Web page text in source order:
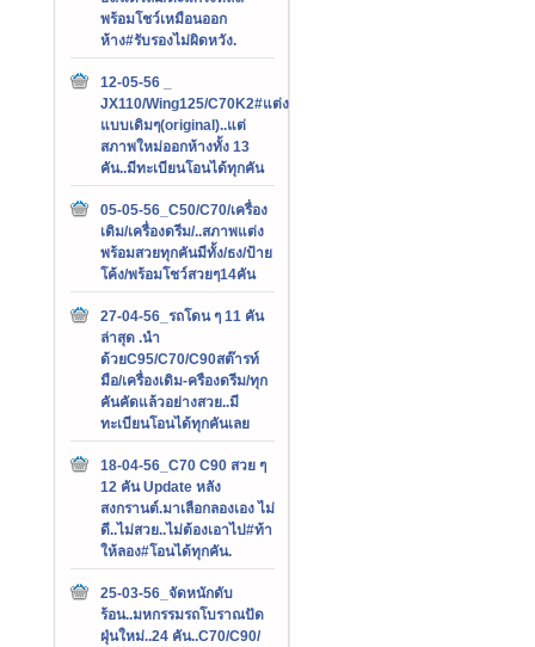
พร้อมโชว์เหมือนออก
ห้าง#รับรองไม่ผิดหวัง.
12-05-56 _
JX110/Wing125/C70K2#แต่ง
แบบเดิมๆ(original)..แต่
สภาพใหม่ออกห้างทั้ง 13
คัน..มีทะเบียนโอนได้ทุกคัน
05-05-56_C50/C70/เครื่อง
เดิม/เครื่องดรีม/..สภาพแต่ง
พร้อมสวยทุกคันมีทั้ง/ธง/ป้าย
โค้ง/พร้อมโชว์สวยๆ14คัน
27-04-56_รถโดน ๆ 11 คัน
ล่าสุด .นำ
ด้วยC95/C70/C90สต๊ารท์
มือ/เครื่องเดิม-ครืองดรีม/ทุก
คันคัดแล้วอย่างสวย..มี
ทะเบียนโอนได้ทุกคันเลย
18-04-56_C70 C90 สวย ๆ
12 คัน Update หลัง
สงกรานต์.มาเลือกลองเอง ไม่
ดี..ไม่สวย..ไม่ต้องเอาไป#ท้า
ให้ลอง#โอนได้ทุกคัน.
25-03-56_จัดหนักดับ
ร้อน..มหกรรมรถโบราณปัด
ฝุ่นใหม่..24 คัน..C70/C90/